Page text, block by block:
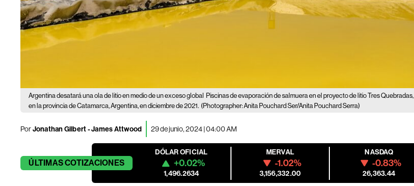
Argentina desatará una ola de litio en medio de un exceso global Piscinas de evaporación de salmuera en el proyecto de litio Tres Quebradas,
en la provincia de Catamarca, Argentina, en diciembre de 2021. (Photographer: Anita Pouchard Ser/Anita Pouchard Serra)
PorJonathan Gilbert - James Attwood 29 de junio, 2024 | 04:00 AM
ÚLTIMASCOTIZACIONES
DÓLAR OFICIAL
+0.02%
1,496.2634
MERVAL
-1.02%
3,156,332.00
NASDAQ
-0.83%
26,363.44